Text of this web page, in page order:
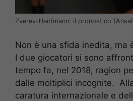
Zverev-Hanfmann: il pronostico
Non è una sfida inedita, ma
I due giocatori si sono
tempo fa, nel 2018, ragion
dalle moltiplici incognite.
caratura internazionale e